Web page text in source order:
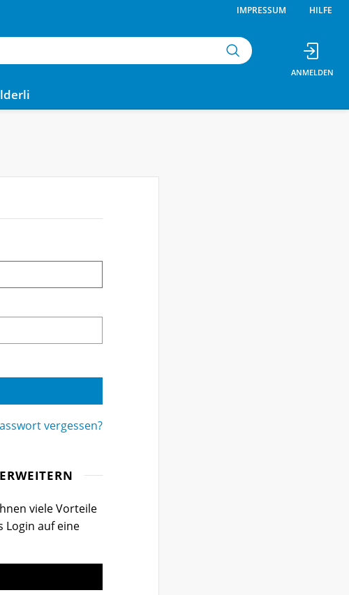
IMPRESSUM HILFE
vergessen?
viele Vorteile
Login auf eine